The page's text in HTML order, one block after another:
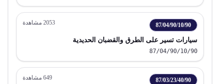
87/04/90/10/90
2053 مشاهدة
سيارات تسير على الطرق والقضبان الحديدية
87/04/90/10/90
87/03/23/40/90
649 مشاهدة